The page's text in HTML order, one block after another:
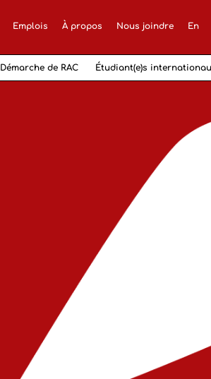
Emplois À propos Nous joindre En
Démarche de RAC Étudiant(e)s